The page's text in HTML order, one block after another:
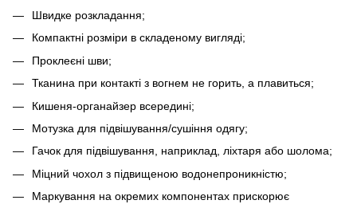
Швидке розкладання;
Компактні розміри в складеному вигляді;
Проклеєні шви;
Тканина при контакті з вогнем не горить, а плавиться;
Кишеня-органайзер всередині;
Мотузка для підвішування/сушіння одягу;
Гачок для підвішування, наприклад, ліхтаря або шолома;
Міцний чохол з підвищеною водонепроникністю;
Маркування на окремих компонентах прискорює